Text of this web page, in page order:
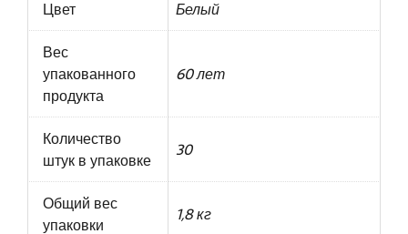
Цвет
Белый
Вес
упакованного
продукта
60 лет
Количество
штук в упаковке
30
Общий вес
упаковки
1,8 кг